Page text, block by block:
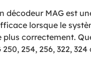
décodeur MAG est
lorsque le
correctement.
254, 256, 322,